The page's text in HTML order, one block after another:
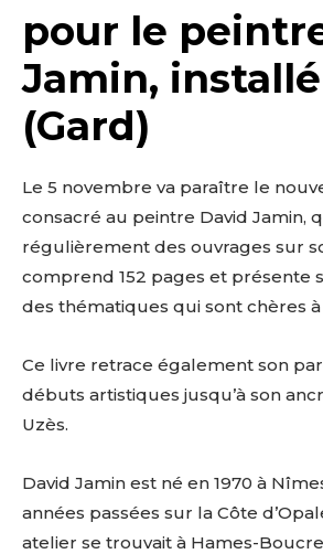
pour le
Jamin, installé
(Gard)
Le 5 novembre va paraître le
consacré au peintre David Jamin,
régulièrement des ouvrages sur
comprend 152 pages et présente
des thématiques qui sont chères à
Ce livre retrace également son
débuts artistiques jusqu’à son
Uzès.
David Jamin est né en 1970 à
années passées sur la Côte
atelier se trouvait à Hames-